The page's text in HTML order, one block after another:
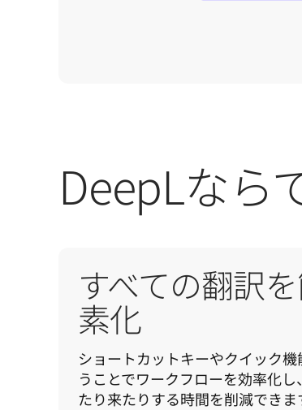
DeepLなら
すべての翻訳
素化
ショートカットキーやクイック機
うことでワークフローを効率化し
たり来たりする時間を削減できま